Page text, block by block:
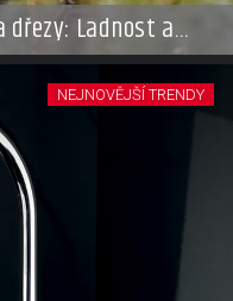
Ladnost a
NEJNOVĚJŠÍ TRENDY